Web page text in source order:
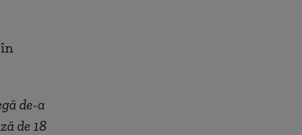
de-a
de 18